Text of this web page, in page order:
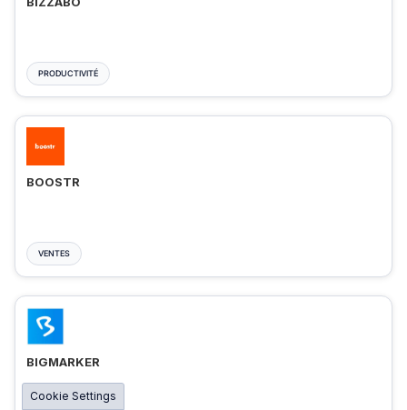
PRODUCTIVITÉ
BOOSTR
VENTES
BIGMARKER
Cookie Settings